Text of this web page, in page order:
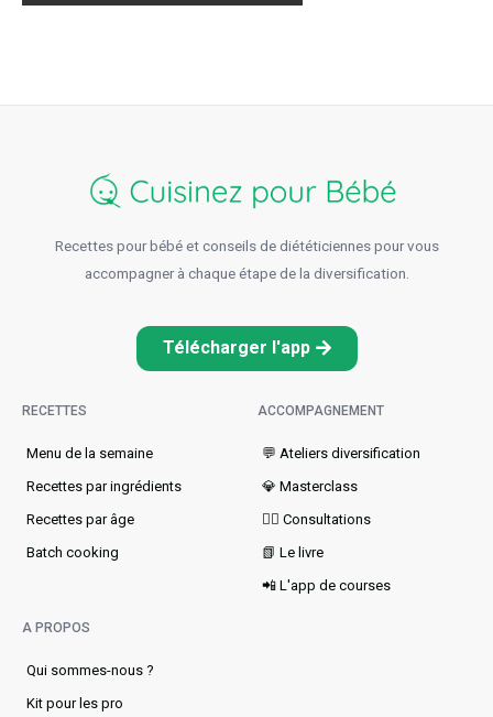
Recettes pour bébé et conseils de diététiciennes pour vous
accompagner à chaque étape de la diversification.
Télécharger l'app
RECETTES
Menu de la semaine​
Recettes par ingrédients
Recettes par âge
Batch cooking
ACCOMPAGNEMENT
💬 Ateliers diversification
💎 Masterclass
👩‍⚕️ Consultations
📗 Le livre
📲 L'app de courses
A PROPOS
Qui sommes-nous ?
Kit pour les pro